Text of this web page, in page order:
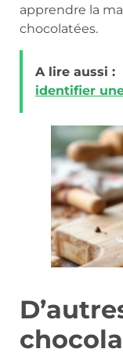
apprendre la
chocolatées.
A lire aussi :
identifier